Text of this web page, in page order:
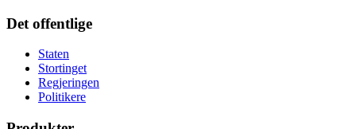
Det offentlige
Staten
Stortinget
Regjeringen
Politikere